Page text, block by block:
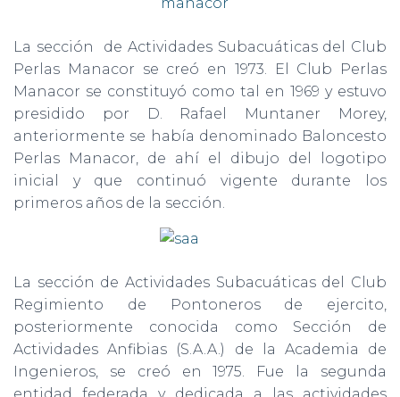
La sección de Actividades Subacuáticas del Club
Perlas Manacor se creó en 1973. El Club Perlas
Manacor se constituyó como tal en 1969 y estuvo
presidido por D. Rafael Muntaner Morey,
anteriormente se había denominado Baloncesto
Perlas Manacor, de ahí el dibujo del logotipo
inicial y que continuó vigente durante los
primeros años de la sección.
La sección de Actividades Subacuáticas del Club
Regimiento de Pontoneros de ejercito,
posteriormente conocida como Sección de
Actividades Anfibias (S.A.A.) de la Academia de
Ingenieros, se creó en 1975. Fue la segunda